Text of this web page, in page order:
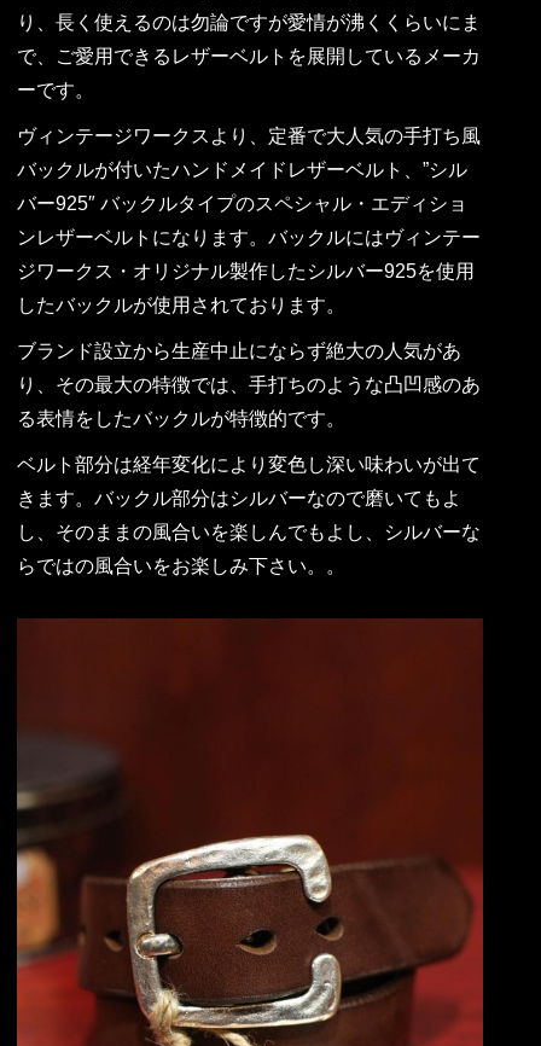
り、長く使えるのは勿論ですが愛情が沸くくらいにま
で、ご愛用できるレザーベルトを展開しているメーカ
ーです。
ヴィンテージワークスより、定番で大人気の手打ち風
バックルが付いたハンドメイドレザーベルト、”シル
バー925″ バックルタイプのスペシャル・エディショ
ンレザーベルトになります。バックルにはヴィンテー
ジワークス・オリジナル製作したシルバー925を使用
したバックルが使用されております。
ブランド設立から生産中止にならず絶大の人気があ
り、その最大の特徴では、手打ちのような凸凹感のあ
る表情をしたバックルが特徴的です。
ベルト部分は経年変化により変色し深い味わいが出て
きます。バックル部分はシルバーなので磨いてもよ
し、そのままの風合いを楽しんでもよし、シルバーな
らではの風合いをお楽しみ下さい。。